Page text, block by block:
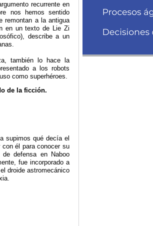
recurrente en
nos hemos sentido
remontan a la antigua
en un texto de Lie Zi
describe a un
también lo hace la
a los robots
como superhéroes.
de la ficción.
supimos qué decía el
él para conocer su
defensa en Naboo
fue incorporado a
droide astromecánico